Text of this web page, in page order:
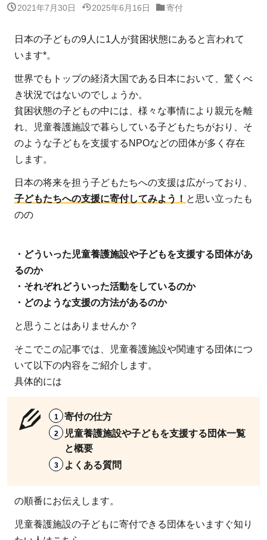
2021年7月30日 2025年6月16日 寄付
日本の子どもの9人に1人が貧困状態にあると言われて
います*。
世界でもトップの経済大国である日本において、驚くべ
き状況ではないのでしょうか。
貧困状態の子どもの中には、様々な事情により親元を離
れ、児童養護施設で暮らしている子どもたちがおり、そ
のような子どもを支援するNPOなどの団体が多く存在
します。
日本の将来を担う子どもたちへの支援は広がっており、
子どもたちへの支援に寄付してみよう！ と思い立ったも
のの
・どういった児童養護施設や子どもを支援する団体があ
るのか
・それぞれどういった活動をしているのか
・どのような支援の方法があるのか
と思うことはありませんか？
そこでこの記事では、児童養護施設や関連する団体につ
いて以下の内容をご紹介します。
具体的には
寄付の仕方
児童養護施設や子どもを支援する団体一覧
と概要
よくある質問
の順番にお伝えします。
児童養護施設の子どもに寄付できる団体をいますぐ知り